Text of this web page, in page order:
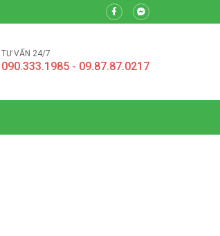
TƯ VẤN 24/7
090.333.1985 - 09.87.87.0217